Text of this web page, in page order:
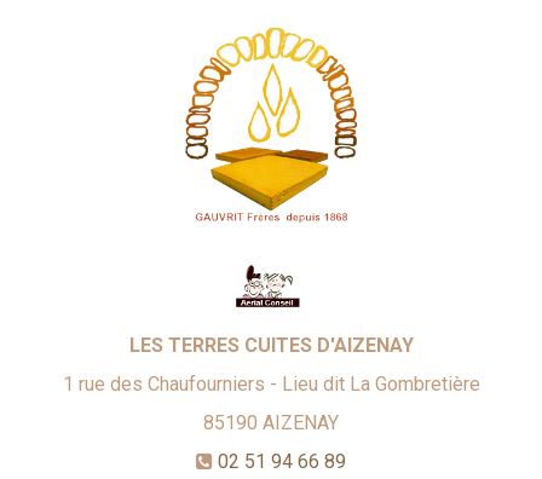
LES TERRES CUITES D'AIZENAY
1 rue des Chaufourniers - Lieu dit La Gombretière
85190 AIZENAY
02 51 94 66 89